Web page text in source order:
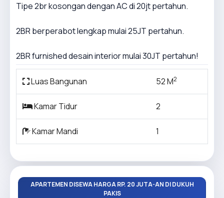
Tipe 2br kosongan dengan AC di 20jt pertahun.
2BR berperabot lengkap mulai 25JT pertahun.
2BR furnished desain interior mulai 30JT pertahun!
Luas Bangunan 52 M2
Kamar Tidur 2
Kamar Mandi 1
APARTEMEN DISEWA HARGA RP. 20 JUTA-AN DI DUKUH
PAKIS